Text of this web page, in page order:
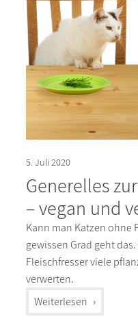
5. Juli 2020
Generelles
– vegan und
Kann man Katzen ohne
gewissen Grad geht
Fleischfresser viele
verwerten.
Weiterlesen "%s"